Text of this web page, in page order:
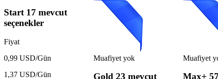
Start 17 mevcut
seçenekler
Fiyat
0,99 USD/Gün
1,37 USD/Gün
Muafiyet yok
Gold 23 mevcut
Muafiyet
Max+